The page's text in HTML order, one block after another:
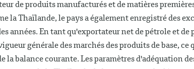
de produits manufacturés et de matières
la Thaïlande, le pays a également enregistré des
années. En tant qu'exportateur net de pétrole et de
générale des marchés des produits de base, ce
la balance courante. Les paramètres d'adéquation